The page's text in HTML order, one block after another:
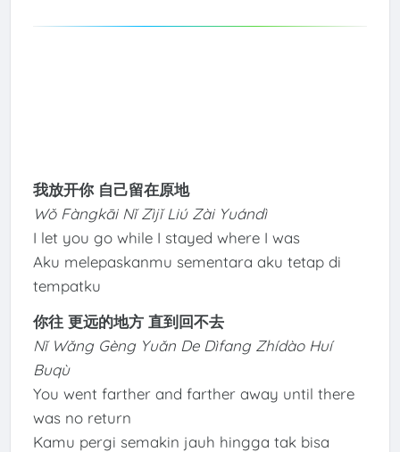
我放开你 自己留在原地
Wǒ Fàngkāi Nǐ Zìjǐ Liú Zài Yuándì
I let you go while I stayed where I was
Aku melepaskanmu sementara aku tetap di
tempatku
你往 更远的地方 直到回不去
Nǐ Wǎng Gèng Yuǎn De Dìfang Zhídào Huí
Buqù
You went farther and farther away until there
was no return
Kamu pergi semakin jauh hingga tak bisa